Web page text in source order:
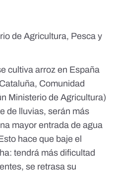
de Agricultura, Pesca y
cultiva arroz en España
Comunidad
Ministerio de Agricultura)
de lluvias, serán más
mayor entrada de agua
hace que baje el
: tendrá más dificultad
se retrasa su